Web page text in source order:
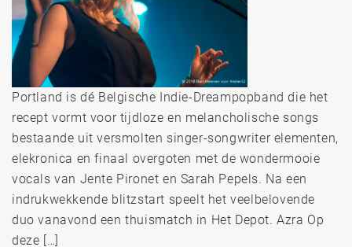
Portland is dé Belgische Indie-Dreampopband die het
recept vormt voor tijdloze en melancholische songs
bestaande uit versmolten singer-songwriter elementen,
elekronica en finaal overgoten met de wondermooie
vocals van Jente Pironet en Sarah Pepels. Na een
indrukwekkende blitzstart speelt het veelbelovende
duo vanavond een thuismatch in Het Depot. Azra Op
deze […]